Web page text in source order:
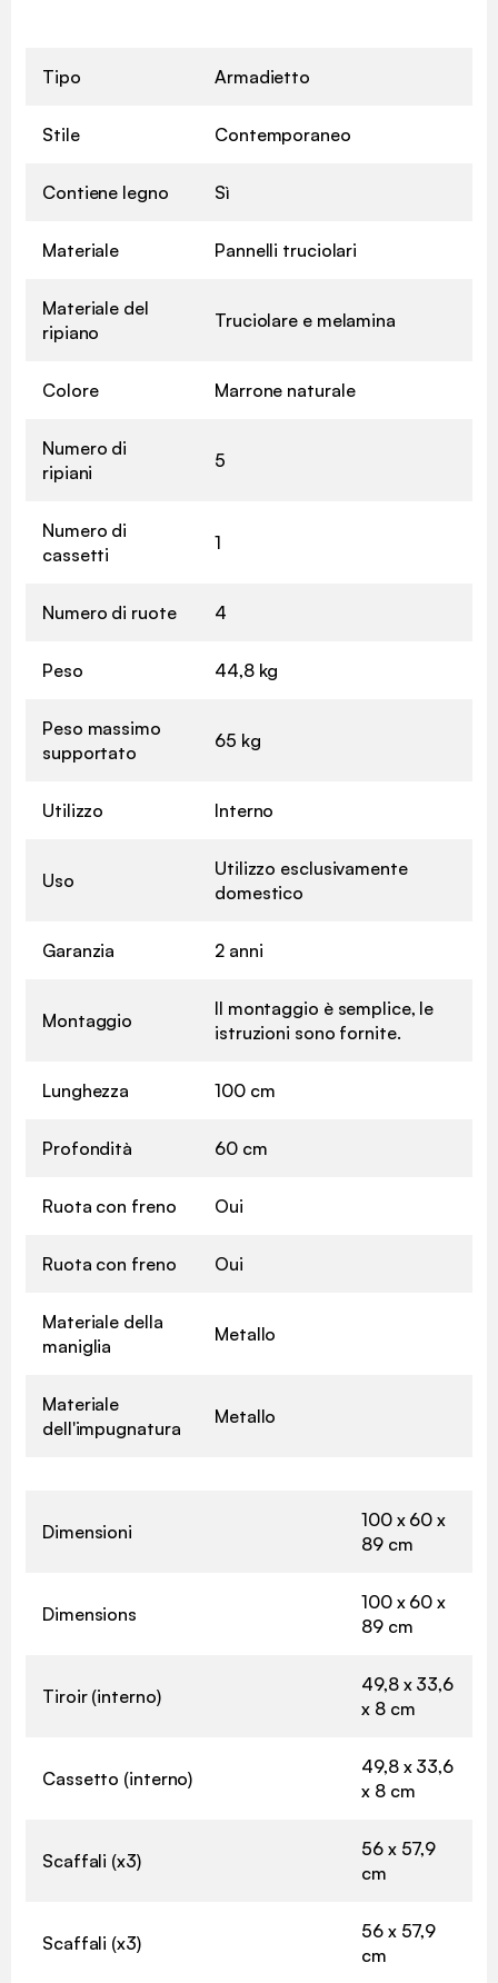
Tipo Armadietto
Stile Contemporaneo
Contiene legno Sì
Materiale Pannelli truciolari
Materiale del
ripiano
Truciolare e melamina
Colore Marrone naturale
Numero di
ripiani
5
Numero di
cassetti
1
Numero di ruote 4
Peso 44,8 kg
Peso massimo
supportato
65 kg
Utilizzo Interno
Uso
Utilizzo esclusivamente
domestico
Garanzia 2 anni
Montaggio
Il montaggio è semplice, le
istruzioni sono fornite.
Lunghezza 100 cm
Profondità 60 cm
Ruota con freno Oui
Ruota con freno Oui
Materiale della
maniglia
Metallo
Materiale
dell'impugnatura
Metallo
Dimensioni
100 x 60 x
89 cm
Dimensions
100 x 60 x
89 cm
Tiroir (interno)
49,8 x 33,6
x 8 cm
Cassetto (interno)
49,8 x 33,6
x 8 cm
Scaffali (x3)
56 x 57,9
cm
Scaffali (x3)
56 x 57,9
cm